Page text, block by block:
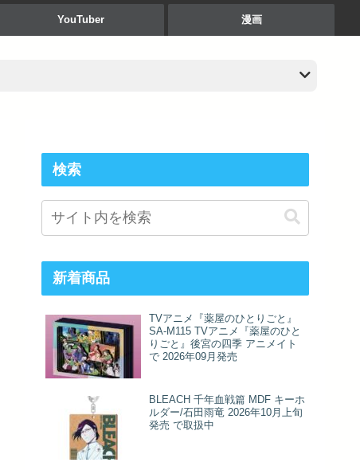
YouTuber 漫画
検索
新着商品
TVアニメ『薬屋のひとりごと』
SA-M115 TVアニメ『薬屋のひと
りごと』後宮の四季 アニメイト
で 2026年09月発売
BLEACH 千年血戦篇 MDF キーホ
ルダー/石田雨竜 2026年10月上旬
発売 で取扱中